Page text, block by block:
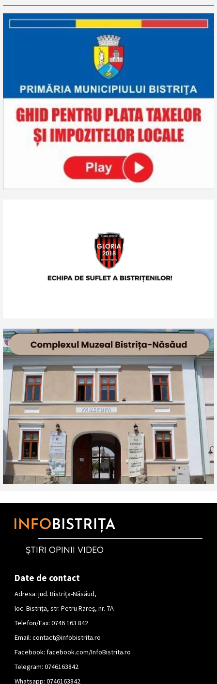
ȘTIRI OPINII VIDEO
Date de contact
Adresa: jud. Bistrița-Năsăud,
loc. Bistrița, str. Petru Rareș, nr. 7A
Telefon/Fax: 0746 163 842
Email: contact@infobistrita.ro
Facebook: facebook.com/InfoBistrita.ro
Telegram: 0746163842
Whatsapp: 0746163842